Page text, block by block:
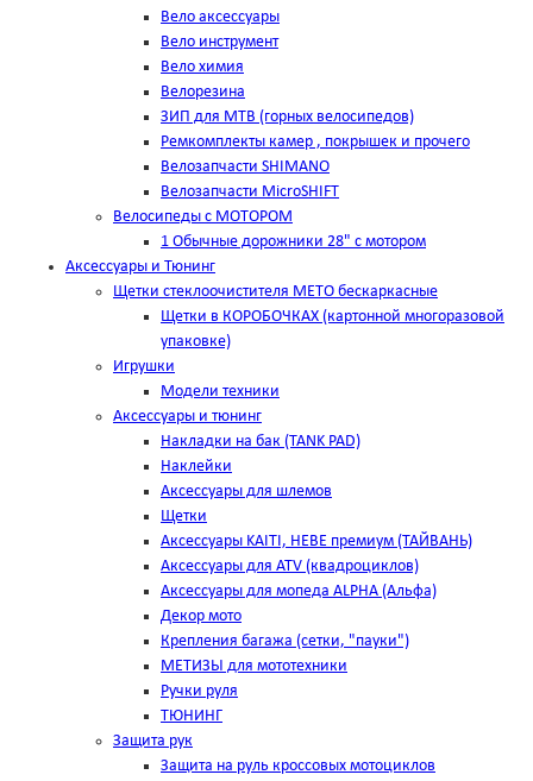
Вело аксессуары
Вело инструмент
Вело химия
Велорезина
ЗИП для MTB (горных велосипедов)
Ремкомплекты камер , покрышек и прочего
Велозапчасти SHIMANO
Велозапчасти MicroSHIFT
Велосипеды с МОТОРОМ
1 Обычные дорожники 28" с мотором
Аксессуары и Тюнинг
Щетки стеклоочистителя METO бескаркасные
Щетки в КОРОБОЧКАХ (картонной многоразовой
упаковке)
Игрушки
Модели техники
Аксессуары и тюнинг
Накладки на бак (TANK PAD)
Наклейки
Аксессуары для шлемов
Щетки
Аксессуары KAITI, HEBE премиум (ТАЙВАНЬ)
Аксессуары для ATV (квадроциклов)
Аксессуары для мопеда ALPHA (Альфа)
Декор мото
Крепления багажа (сетки, "пауки")
МЕТИЗЫ для мототехники
Ручки руля
ТЮНИНГ
Защита рук
Защита на руль кроссовых мотоциклов